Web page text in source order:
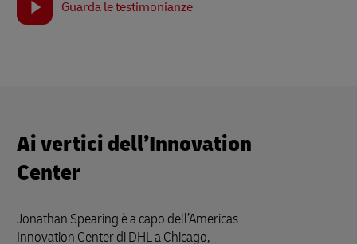
Guarda le testimonianze
Ai vertici dell’Innovation
Center
Jonathan Spearing è a capo dell’Americas
Innovation Center di DHL a Chicago,